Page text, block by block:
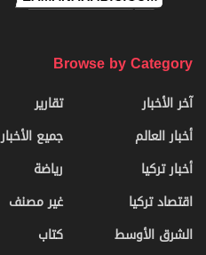
Browse by Category
آخر الأخبار
أخبار العالم
أخبار تركيا
اقتصاد تركيا
الشرق الأوسط
تقارير
جميع الأخبار
رياضة
غير مصنف
كتاب